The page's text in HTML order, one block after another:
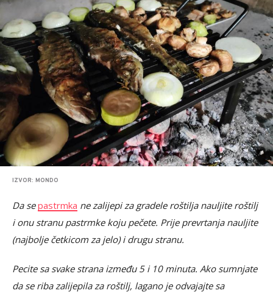
IZVOR: MONDO
Da sepastrmka ne zalijepi za gradele roštilja nauljite roštilj
i onu stranu pastrmke koju pečete. Prije prevrtanja nauljite
(najbolje četkicom za jelo) i drugu stranu.
Pecite sa svake strana između 5 i 10 minuta. Ako sumnjate
da se riba zalijepila za roštilj, lagano je odvajajte sa